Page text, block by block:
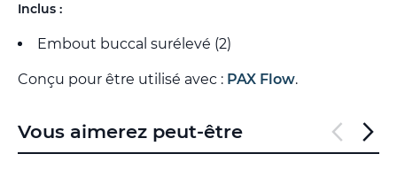
Inclus :
Embout buccal surélevé (2)
Conçu pour être utilisé avec : PAX Flow.
Vous aimerez peut-être